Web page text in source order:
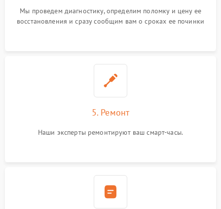
Мы проведем диагностику, определим поломку и цену ее
восстановления и сразу сообщим вам о сроках ее починки
5. Ремонт
Наши эксперты ремонтируют ваш смарт-часы.